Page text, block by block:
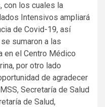
con los cuales la
Intensivos ampliará
de Covid-19, así
sumaron a las
en el Centro Médico
por otro lado
de agradecer
Secretaría de Salud
de Salud,